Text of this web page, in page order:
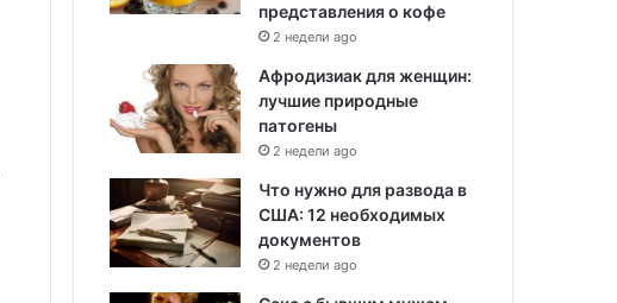
представления о кофе
2 недели ago
Афродизиак для женщин:
лучшие природные
патогены
2 недели ago
Что нужно для развода в
США: 12 необходимых
документов
2 недели ago